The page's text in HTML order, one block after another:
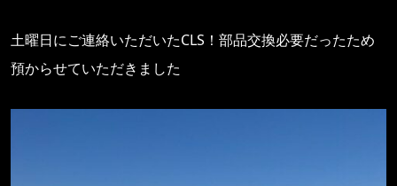
土曜日にご連絡いただいたCLS！部品交換必要だったため
預からせていただきました